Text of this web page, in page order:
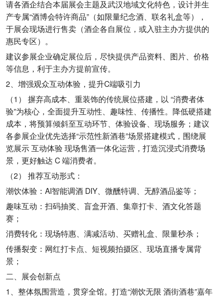
请各酒企结合本届展会主题及武汉地域文化特色，设计并生
产专属“酒博会特许商品”（如限量纪念酒、联名礼盒等），
于展会现场进行售卖（酒企各自展位，或入驻主办方提供的
惠民专区）。
建议参展企业确定展位后，尽快提供产品资料、图片、价格
等信息，利于主办方提前宣传。
2、增强观众互动体验，提升C端吸引力
（1） 摒弃高成本、重装饰的传统展位搭建，以 “消费者体
验”为核心，全面提升互动性、趣味性、传播性。降低硬搭建
成本，将预算倾斜至互动环节、体验设备、现场服务；建议
各参展企业优先选择“示范性新酒巷”场景搭建模式，围绕展
览展示 互动体验 现场售酒一体化运营，打造沉浸式消费场
景，更好触达 C 端消费者。
（2） 推荐互动形式：
潮饮体验：AI智能调酒 DIY、微醺特调、无醇酒品鉴等；
趣味互动：扫码抽奖、盲盒开酒、集章打卡、酒文化答题
赛；
消费转化：现场特惠、满减活动、买赠礼盒、限量秒杀；
传播裂变：网红打卡点、短视频拍摄区、现场直播专属背
景；
二、展会创新点
1、整体氛围营造，贯穿全馆。打造“潮饮无限 酒街酒巷”嘉年